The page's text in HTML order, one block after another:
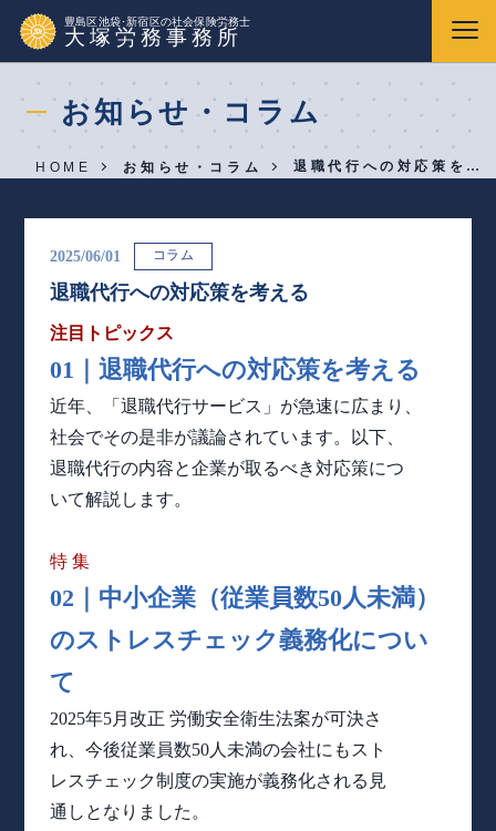
豊島区池袋･新宿区の社会保険労務士
大塚労務事務所
お知らせ・コラム
HOME お知らせ・コラム 退職代行への対応策を…
2025/06/01 コラム
退職代行への対応策を考える
注目トピックス
01｜退職代行への対応策を考える
近年、「退職代行サービス」が急速に広まり、
社会でその是非が議論されています。以下、
退職代行の内容と企業が取るべき対応策につ
いて解説します。
特 集
02｜中小企業（従業員数50人未満）
のストレスチェック義務化につい
て
2025年5月改正 労働安全衛生法案が可決さ
れ、今後従業員数50人未満の会社にもスト
レスチェック制度の実施が義務化される見
通しとなりました。